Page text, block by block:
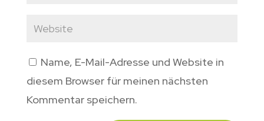
Name, E-Mail-Adresse und Website in
diesem Browser für meinen nächsten
Kommentar speichern.